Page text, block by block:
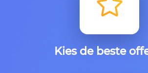
Kies de beste